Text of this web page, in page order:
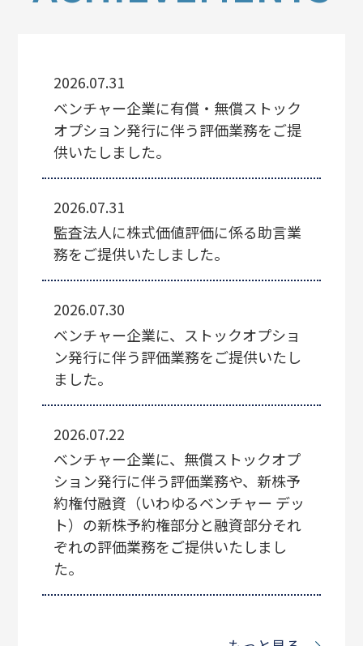
2026.07.31
ベンチャー企業に有償・無償ストック
オプション発行に伴う評価業務をご提
供いたしました。
2026.07.31
監査法人に株式価値評価に係る助言業
務をご提供いたしました。
2026.07.30
ベンチャー企業に、ストックオプショ
ン発行に伴う評価業務をご提供いたし
ました。
2026.07.22
ベンチャー企業に、無償ストックオプ
ション発行に伴う評価業務や、新株予
約権付融資（いわゆるベンチャー デッ
ト）の新株予約権部分と融資部分それ
ぞれの評価業務をご提供いたしまし
た。